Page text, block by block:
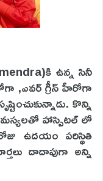
ఉన్న సినీ
,ఎవర్ గ్రీన్ హీరోగా
కొన్ని
హాస్పిటల్ లో
ఉదయం పరిస్థితి
దాదాపుగా అన్ని